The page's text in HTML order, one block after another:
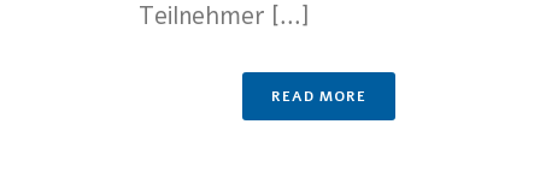
Teilnehmer [...]
READ MORE